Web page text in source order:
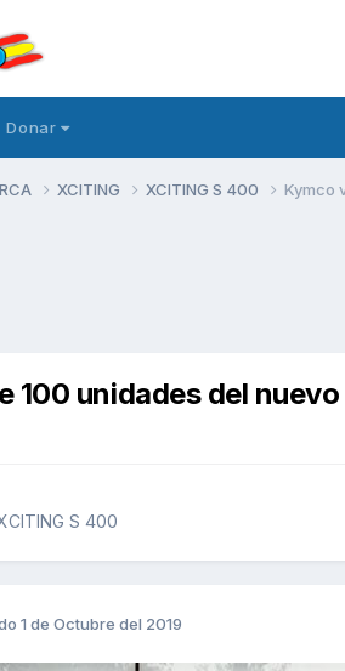
Donar
XCITING XCITING S 400 Kymco
100 unidades del
S 400
1 de Octubre del 2019